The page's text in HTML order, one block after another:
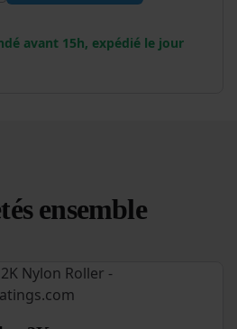
avant 15h, expédié le jour
ensemble